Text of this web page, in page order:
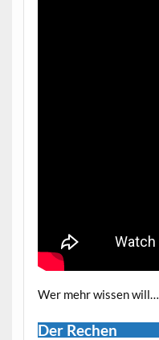
Wer mehr wissen will…
Der Rechen